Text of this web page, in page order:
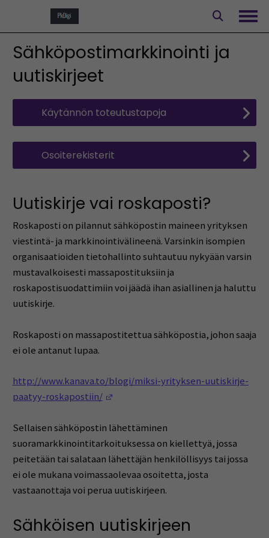
Sähköpostimarkkinointi ja
uutiskirjeet
Käytännön toteutustapoja
Osoiterekisterit
Uutiskirje vai roskaposti?
Roskaposti on pilannut sähköpostin maineen yrityksen
viestintä- ja markkinointivälineenä. Varsinkin isompien
organisaatioiden tietohallinto suhtautuu nykyään varsin
mustavalkoisesti massapostituksiin ja
roskapostisuodattimiin voi jäädä ihan asiallinen ja haluttu
uutiskirje.
Roskaposti on massapostitettua sähköpostia, johon saaja
ei ole antanut lupaa.
http://www.kanava.to/blogi/miksi-yrityksen-uutiskirje-
paatyy-roskapostiin/
Sellaisen sähköpostin lähettäminen
suoramarkkinointitarkoituksessa on kiellettyä, jossa
peitetään tai salataan lähettäjän henkilöllisyys tai jossa
ei ole mukana voimassaolevaa osoitetta, josta
vastaanottaja voi perua uutiskirjeen.
Sähköisen uutiskirjeen